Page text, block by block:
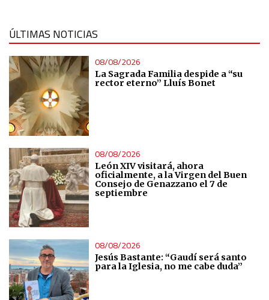
ÚLTIMAS NOTICIAS
08/08/2026
La Sagrada Familia despide a “su
rector eterno” Lluís Bonet
08/08/2026
León XIV visitará, ahora
oficialmente, a la Virgen del Buen
Consejo de Genazzano el 7 de
septiembre
08/08/2026
Jesús Bastante: “Gaudí será santo
para la Iglesia, no me cabe duda”
Use precise geolocation data
Identify devices based on information actively requested
Non-IAB processing purposes:
Essential
Analytical
Functional
Advertising